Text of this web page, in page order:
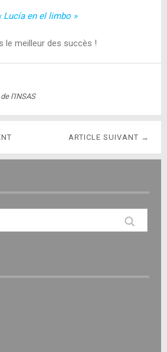
Lucía en el limbo »
le meilleur des succès !
l'INSAS
ARTICLE SUIVANT →